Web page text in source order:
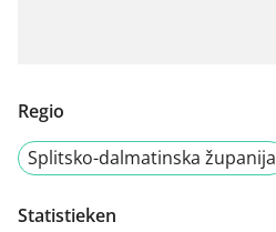
Regio
Splitsko-dalmatinska županija
Statistieken